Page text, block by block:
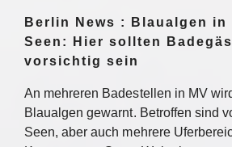
Berlin News : Blaualgen in
Seen: Hier sollten
vorsichtig sein
An mehreren Badestellen in MV
Blaualgen gewarnt. Betroffen sind
Seen, aber auch mehrere